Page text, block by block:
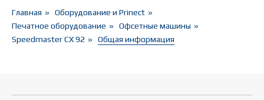
Главная » Оборудование и Prinect »
Печатное оборудование » Офсетные машины »
Speedmaster CX 92 » Общая информация